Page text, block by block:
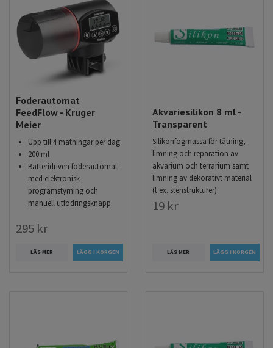
Foderautomat
FeedFlow - Kruger
Meier
Upp till 4 matningar per dag
200 ml
Batteridriven foderautomat
med elektronisk
programstyrning och
manuell utfodringsknapp.
295 kr
LÄS MER
Akvariesilikon 8 ml -
Transparent
Silikonfogmassa för tätning,
limning och reparation av
akvarium och terrarium samt
limning av dekorativt material
(t.ex. stenstrukturer).
19 kr
LÄS MER